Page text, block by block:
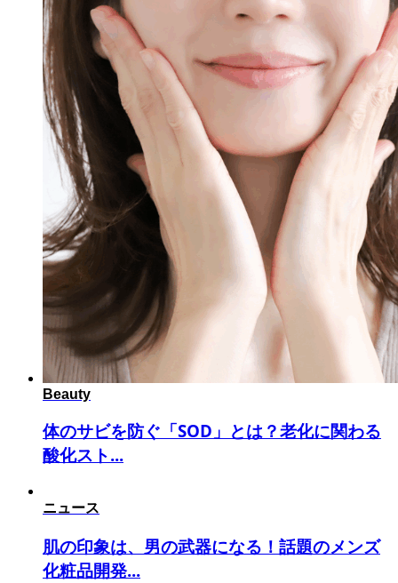
Beauty
体のサビを防ぐ「SOD」とは？老化に関わる
酸化スト...
ニュース
肌の印象は、男の武器になる！話題のメンズ
化粧品開発...